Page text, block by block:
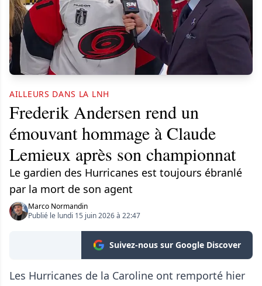
AILLEURS DANS LA LNH
Frederik Andersen rend un
émouvant hommage à Claude
Lemieux après son championnat
Le gardien des Hurricanes est toujours ébranlé
par la mort de son agent
Marco Normandin
Publié le lundi 15 juin 2026 à 22:47
Suivez-nous sur Google Discover
Les Hurricanes de la Caroline ont remporté hier